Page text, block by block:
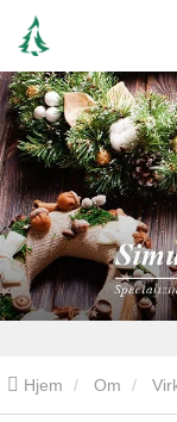
Hjem Om